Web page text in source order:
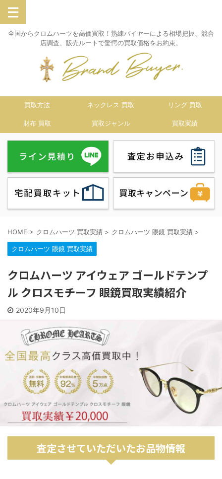
全国からクロムハーツを高価買取！熟練バイヤーによる相場把握、競合
店調査、販売ルートで驚愕の買取価格をお約束。
買取方法 ネックレス 買取 リング 買取
財布 買取 買取ジャンル 買取実績
HOME > クロムハーツ 買取実績 > クロムハーツ 眼鏡 買取実績 >
クロムハーツ 眼鏡 買取実績
クロムハーツ アイウェア ゴールドテンプ
ル クロスモチーフ 眼鏡買取実績紹介
2020年9月10日
査定させていただいたお品物情報